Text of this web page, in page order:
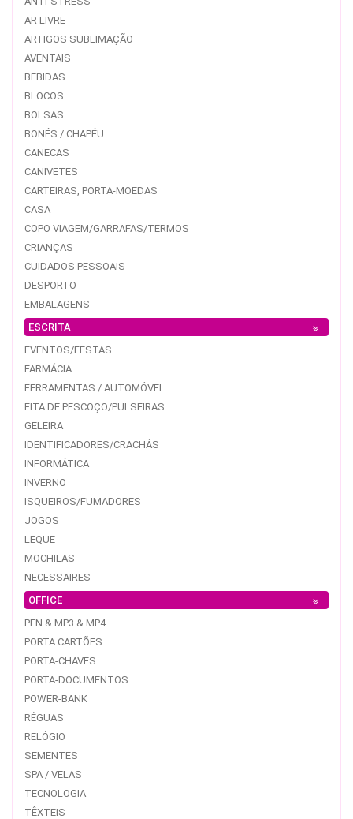
AR LIVRE
ARTIGOS SUBLIMAÇÃO
AVENTAIS
BEBIDAS
BLOCOS
BOLSAS
BONÉS / CHAPÉU
CANECAS
CANIVETES
CARTEIRAS, PORTA-MOEDAS
CASA
COPO VIAGEM/GARRAFAS/TERMOS
CRIANÇAS
CUIDADOS PESSOAIS
DESPORTO
EMBALAGENS
ESCRITA
EVENTOS/FESTAS
FARMÁCIA
FERRAMENTAS / AUTOMÓVEL
FITA DE PESCOÇO/PULSEIRAS
GELEIRA
IDENTIFICADORES/CRACHÁS
INFORMÁTICA
INVERNO
ISQUEIROS/FUMADORES
JOGOS
LEQUE
MOCHILAS
NECESSAIRES
OFFICE
PEN & MP3 & MP4
PORTA CARTÕES
PORTA-CHAVES
PORTA-DOCUMENTOS
POWER-BANK
RÉGUAS
RELÓGIO
SEMENTES
SPA / VELAS
TECNOLOGIA
TÊXTEIS